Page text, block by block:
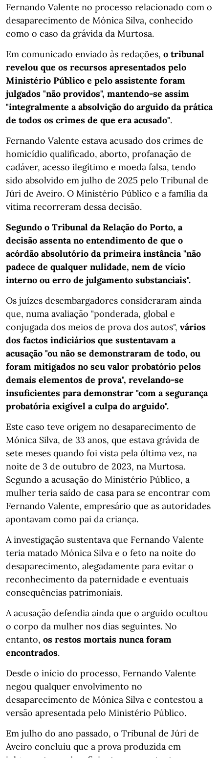
Fernando Valente no processo relacionado com o
desaparecimento de Mónica Silva, conhecido
como o caso da grávida da Murtosa.
Em comunicado enviado às redações, o tribunal
revelou que os recursos apresentados pelo
Ministério Público e pelo assistente foram
julgados "não providos", mantendo-se assim
"integralmente a absolvição do arguido da prática
de todos os crimes de que era acusado".
Fernando Valente estava acusado dos crimes de
homicídio qualificado, aborto, profanação de
cadáver, acesso ilegítimo e moeda falsa, tendo
sido absolvido em julho de 2025 pelo Tribunal de
Júri de Aveiro. O Ministério Público e a família da
vítima recorreram dessa decisão.
Segundo o Tribunal da Relação do Porto, a
decisão assenta no entendimento de que o
acórdão absolutório da primeira instância "não
padece de qualquer nulidade, nem de vício
interno ou erro de julgamento substanciais".
Os juízes desembargadores consideraram ainda
que, numa avaliação "ponderada, global e
conjugada dos meios de prova dos autos", vários
dos factos indiciários que sustentavam a
acusação "ou não se demonstraram de todo, ou
foram mitigados no seu valor probatório pelos
demais elementos de prova", revelando-se
insuficientes para demonstrar "com a segurança
probatória exigível a culpa do arguido".
Este caso teve origem no desaparecimento de
Mónica Silva, de 33 anos, que estava grávida de
sete meses quando foi vista pela última vez, na
noite de 3 de outubro de 2023, na Murtosa.
Segundo a acusação do Ministério Público, a
mulher teria saído de casa para se encontrar com
Fernando Valente, empresário que as autoridades
apontavam como pai da criança.
A investigação sustentava que Fernando Valente
teria matado Mónica Silva e o feto na noite do
desaparecimento, alegadamente para evitar o
reconhecimento da paternidade e eventuais
consequências patrimoniais.
A acusação defendia ainda que o arguido ocultou
o corpo da mulher nos dias seguintes. No
entanto, os restos mortais nunca foram
encontrados.
Desde o início do processo, Fernando Valente
negou qualquer envolvimento no
desaparecimento de Mónica Silva e contestou a
versão apresentada pelo Ministério Público.
Em julho do ano passado, o Tribunal de Júri de
Aveiro concluiu que a prova produzida em